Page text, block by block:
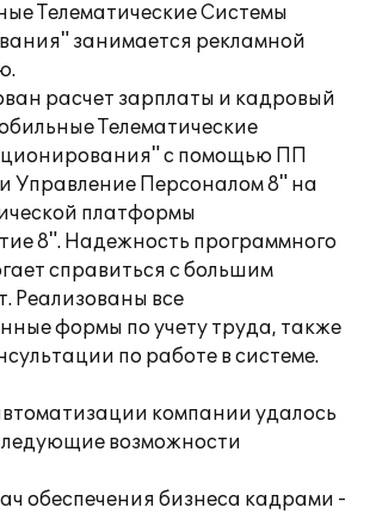
Телематические Системы
занимается рекламной
расчет зарплаты и кадровый
Телематические
с помощью ПП
Управление Персоналом 8" на
платформы
8". Надежность программного
справиться с большим
Реализованы все
формы по учету труда, также
по работе в системе.
компании удалось
возможности
обеспечения бизнеса кадрами -